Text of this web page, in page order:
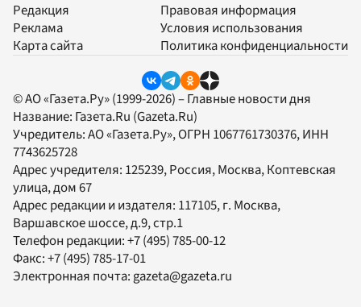
Редакция
Реклама
Карта сайта
Правовая информация
Условия использования
Политика конфиденциальности
© АО «Газета.Ру» (1999-2026) – Главные новости дня
Название: Газета.Ru (Gazeta.Ru)
Учредитель:АО «Газета.Ру», ОГРН 1067761730376, ИНН
7743625728
Адрес учредителя: 125239, Россия, Москва, Коптевская
улица, дом 67
Адрес редакции и издателя: 117105, г. Москва,
Варшавское шоссе, д.9, стр.1
Телефон редакции:+7 (495) 785-00-12
Факс:+7 (495) 785-17-01
Электронная почта:gazeta@gazeta.ru